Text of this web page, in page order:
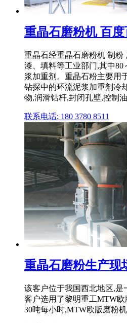
重晶石磨粉机 百
重晶石经重晶石磨粉机 制粉
漆、填料等工业部门,其中80
浆加重剂。重晶石粉主要用
钻探中的环流泥浆加重剂冷
物,润滑钻杆,封闭孔壁,控制
联系电话: 180 3780 8511
重晶石磨粉生产现
该客户位于我国西北地区,
客户选用了黎明重工MTW
30吨每小时,MTW欧版磨粉